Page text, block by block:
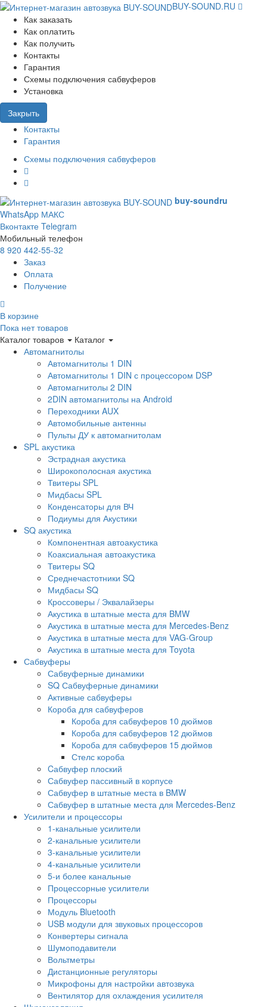
BUY-SOUND.RU
Как заказать
Как оплатить
Как получить
Контакты
Гарантия
Схемы подключения сабвуферов
Установка
Закрыть
Контакты
Гарантия
Схемы подключения сабвуферов
buy-soundru
WhatsApp МАКС
Вконтакте Telegram
Мобильный телефон
8 920 442-55-32
Заказ
Оплата
Получение
В корзине
Пока нет товаров
Каталог товаров
Каталог
Автомагнитолы
Автомагнитолы 1 DIN
Автомагнитолы 1 DIN с процессором DSP
Автомагнитолы 2 DIN
2DIN автомагнитолы на Android
Переходники AUX
Автомобильные антенны
Пульты ДУ к автомагнитолам
SPL акустика
Эстрадная акустика
Широкополосная акустика
Твитеры SPL
Мидбасы SPL
Конденсаторы для ВЧ
Подиумы для Акустики
SQ акустика
Компонентная автоакустика
Коаксиальная автоакустика
Твитеры SQ
Среднечастотники SQ
Мидбасы SQ
Кроссоверы / Эквалайзеры
Акустика в штатные места для BMW
Акустика в штатные места для Mercedes-Benz
Акустика в штатные места для VAG-Group
Акустика в штатные места для Toyota
Сабвуферы
Сабвуферные динамики
SQ Сабвуферные динамики
Активные сабвуферы
Короба для сабвуферов
Короба для сабвуферов 10 дюймов
Короба для сабвуферов 12 дюймов
Короба для сабвуферов 15 дюймов
Стелс короба
Cабвуфер плоский
Сабвуфер пассивный в корпусе
Сабвуфер в штатные места в BMW
Сабвуфер в штатные места для Mercedes-Benz
Усилители и процессоры
1-канальные усилители
2-канальные усилители
3-канальные усилители
4-канальные усилители
5-и более канальные
Процессорные усилители
Процессоры
Модуль Bluetooth
USB модули для звуковых процессоров
Конвертеры сигнала
Шумоподавители
Вольтметры
Дистанционные регуляторы
Микрофоны для настройки автозвука
Вентилятор для охлаждения усилителя